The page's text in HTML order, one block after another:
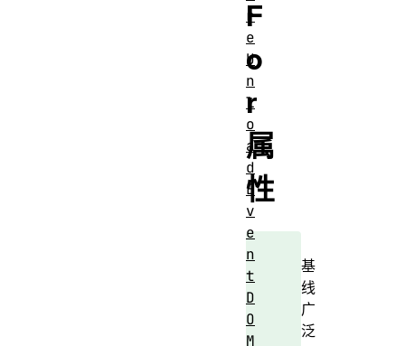
F
o
r
属
性
基
线
广
泛
r
e
U
n
l
o
a
d
E
v
e
n
t
D
O
M